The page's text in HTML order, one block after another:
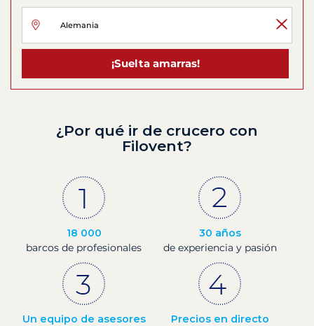
¡Suelta amarras!
¿Por qué ir de crucero con
Filovent?
18 000
barcos de profesionales
30 años
de experiencia y pasión
Un equipo de asesores
Precios en directo